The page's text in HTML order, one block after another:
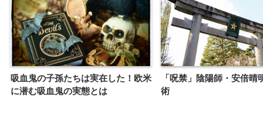
吸血鬼の子孫たちは実在した！欧米
に潜む吸血鬼の実態とは
「呪禁」陰陽師・安倍晴
術